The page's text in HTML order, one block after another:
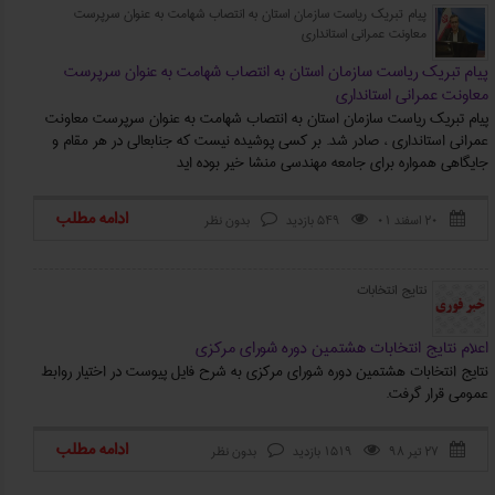
پیام تبریك ریاست سازمان استان به انتصاب شهامت به عنوان سرپرست
معاونت عمرانی استانداری
پیام تبریك ریاست سازمان استان به انتصاب شهامت به عنوان سرپرست
معاونت عمرانی استانداری
پیام تبریك ریاست سازمان استان به انتصاب شهامت به عنوان سرپرست معاونت
عمرانی استانداری ، صادر شد. بر کسی پوشیده نیست که جنابعالی در هر مقام و
جایگاهی همواره برای جامعه مهندسی منشا خیر بوده اید
 ۲۰ اسفند ۰۱  549 بازدید  بدون نظر ادامه مطلب
نتایج انتخابات
اعلام نتایج انتخابات هشتمین دوره شورای مرکزی
نتایج انتخابات هشتمین دوره شورای مرکزی به شرح فایل پیوست در اختیار روابط
عمومی قرار گرفت.
 ۲۷ تیر ۹۸  1519 بازدید  بدون نظر ادامه مطلب